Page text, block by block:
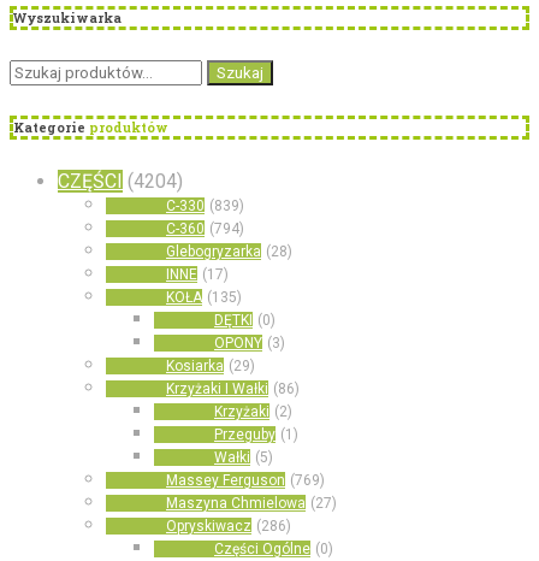
Wyszukiwarka
Szukaj: Szukaj
Kategorie produktów
CZĘŚCI (4204)
C-330 (839)
C-360 (794)
Glebogryzarka (28)
INNE (17)
KOŁA (135)
DĘTKI (0)
OPONY (3)
Kosiarka (29)
Krzyżaki I Wałki (86)
Krzyżaki (2)
Przeguby (1)
Wałki (5)
Massey Ferguson (769)
Maszyna Chmielowa (27)
Opryskiwacz (286)
Części Ogólne (0)